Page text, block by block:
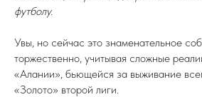
футболу.
Увы, но сейчас это знаменательное
торжественно, учитывая сложные
«Алании», бьющейся за выживание
«Золото» второй лиги.